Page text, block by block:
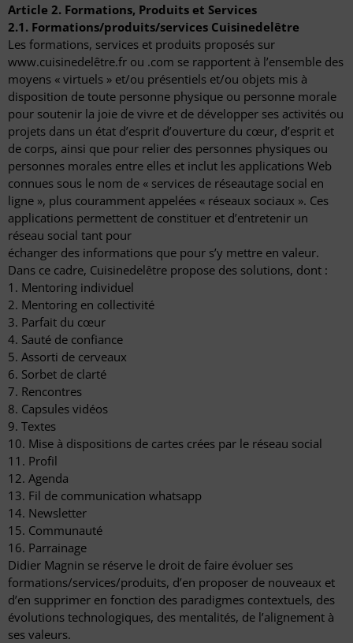
Article 2. Formations, Produits et Services
2.1. Formations/produits/services Cuisinedelêtre
Les formations, services et produits proposés sur
www.cuisinedelêtre.fr ou .com se rapportent à l’ensemble des
moyens « virtuels » et/ou présentiels et/ou objets mis à
disposition de toute personne physique ou personne morale
pour soutenir la joie de vivre et de développer ses activités ou
projets dans un état d’esprit d’ouverture du cœur, d’esprit et
de corps, ainsi que pour relier des personnes physiques ou
personnes morales entre elles et inclut les applications Web
connues sous le nom de « services de réseautage social en
ligne », plus couramment appelées « réseaux sociaux ». Ces
applications permettent de constituer et d’entretenir un
réseau social tant pour
échanger des informations que pour s’y mettre en valeur.
Dans ce cadre, Cuisinedelêtre propose des solutions, dont :
1. Mentoring individuel
2. Mentoring en collectivité
3. Parfait du cœur
4. Sauté de confiance
5. Assorti de cerveaux
6. Sorbet de clarté
7. Rencontres
8. Capsules vidéos
9. Textes
10. Mise à dispositions de cartes crées par le réseau social
11. Profil
12. Agenda
13. Fil de communication whatsapp
14. Newsletter
15. Communauté
16. Parrainage
Didier Magnin se réserve le droit de faire évoluer ses
formations/services/produits, d’en proposer de nouveaux et
d’en supprimer en fonction des paradigmes contextuels, des
évolutions technologiques, des mentalités, de l’alignement à
ses valeurs.